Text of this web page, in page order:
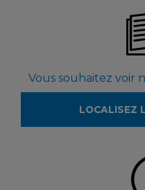
Vous souhaitez voir
LOCALISEZ